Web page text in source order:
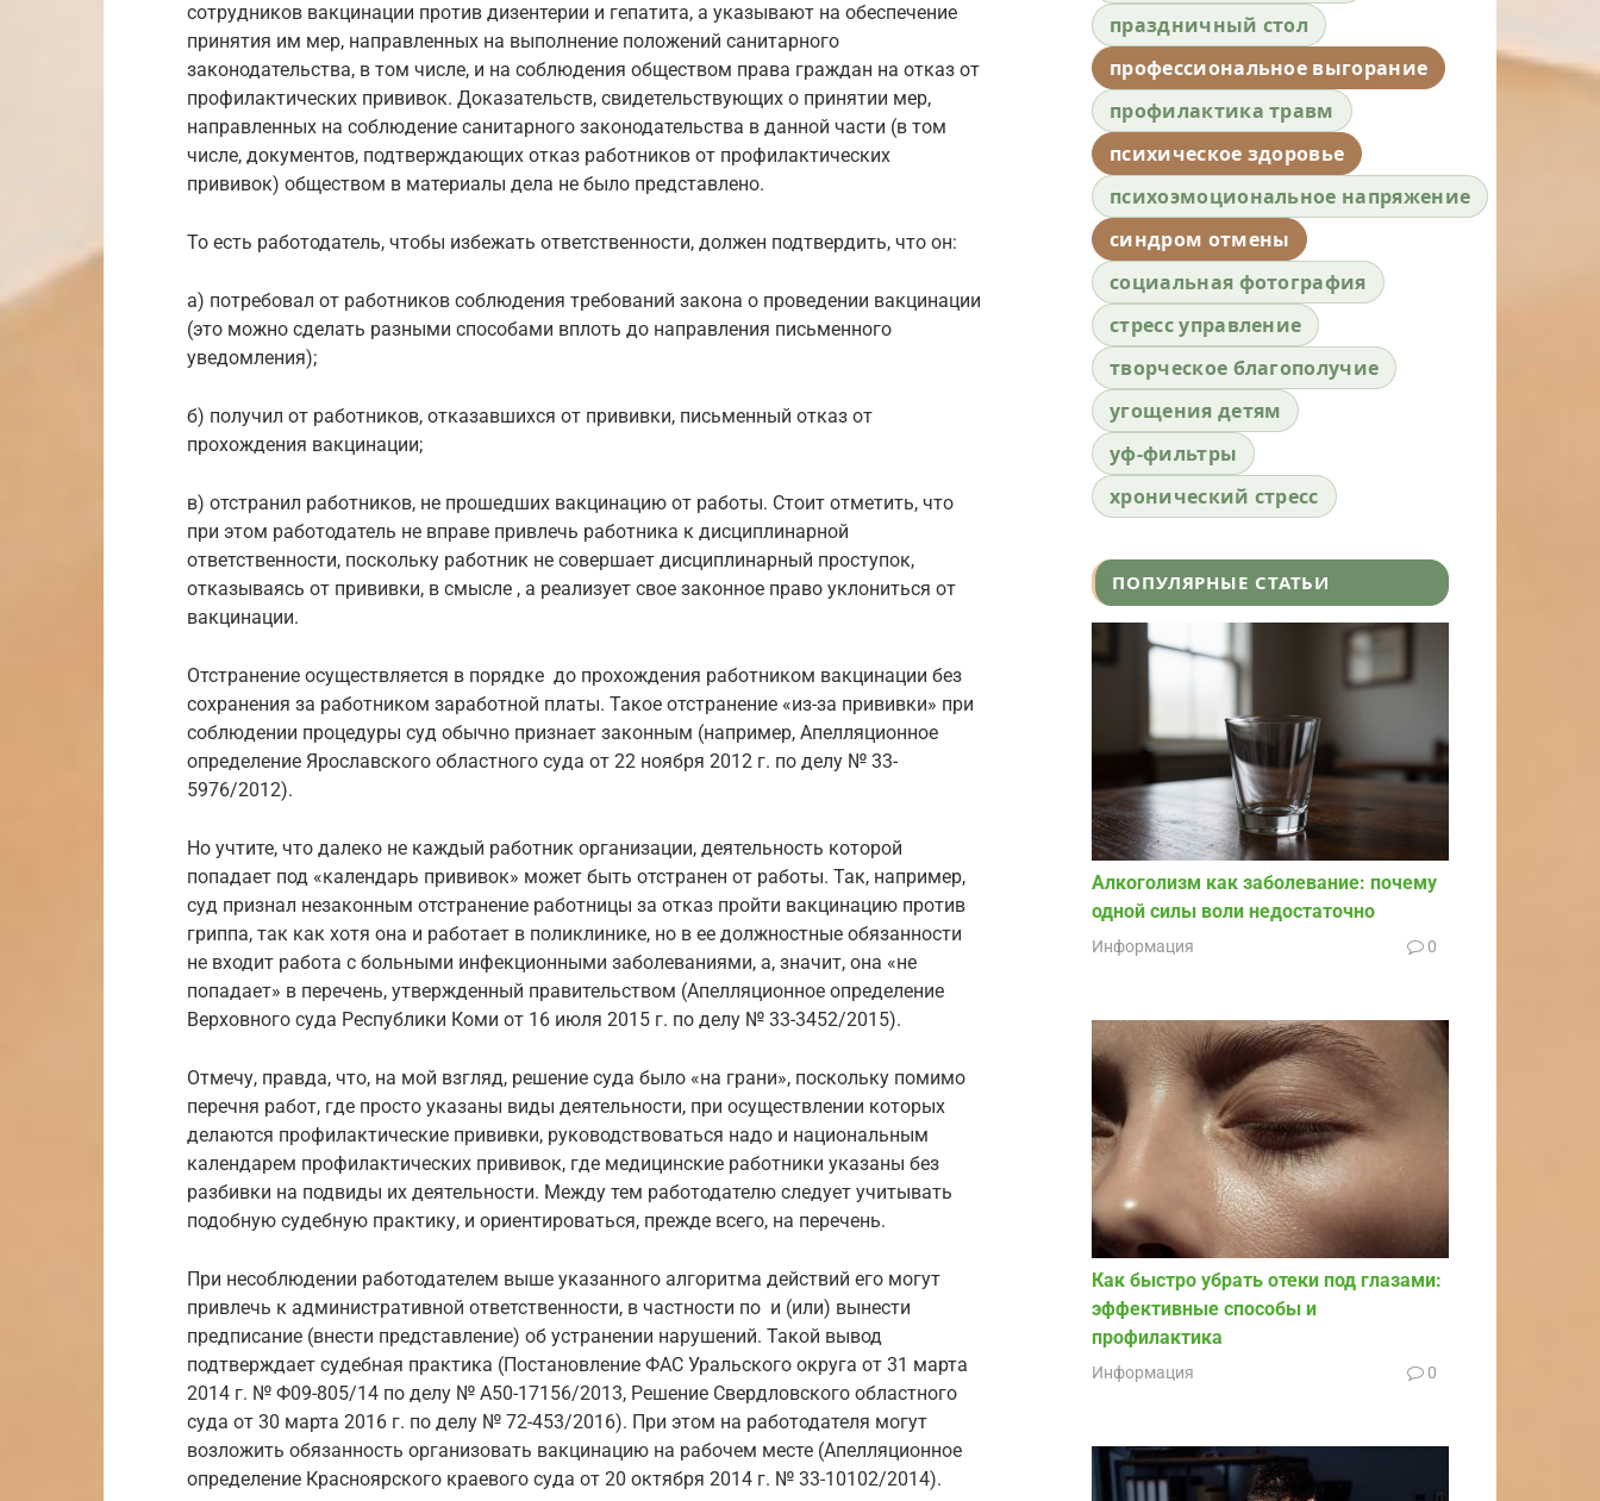
сотрудников вакцинации против дизентерии и гепатита, а указывают на обеспечение
принятия им мер, направленных на выполнение положений санитарного
законодательства, в том числе, и на соблюдения обществом права граждан на отказ от
профилактических прививок. Доказательств, свидетельствующих о принятии мер,
направленных на соблюдение санитарного законодательства в данной части (в том
числе, документов, подтверждающих отказ работников от профилактических
прививок) обществом в материалы дела не было представлено.
То есть работодатель, чтобы избежать ответственности, должен подтвердить, что он:
а) потребовал от работников соблюдения требований закона о проведении вакцинации
(это можно сделать разными способами вплоть до направления письменного
уведомления);
б) получил от работников, отказавшихся от прививки, письменный отказ от
прохождения вакцинации;
в) отстранил работников, не прошедших вакцинацию от работы. Стоит отметить, что
при этом работодатель не вправе привлечь работника к дисциплинарной
ответственности, поскольку работник не совершает дисциплинарный проступок,
отказываясь от прививки, в смысле , а реализует свое законное право уклониться от
вакцинации.
Отстранение осуществляется в порядке до прохождения работником вакцинации без
сохранения за работником заработной платы. Такое отстранение «из-за прививки» при
соблюдении процедуры суд обычно признает законным (например, Апелляционное
определение Ярославского областного суда от 22 ноября 2012 г. по делу № 33-
5976/2012).
Но учтите, что далеко не каждый работник организации, деятельность которой
попадает под «календарь прививок» может быть отстранен от работы. Так, например,
суд признал незаконным отстранение работницы за отказ пройти вакцинацию против
гриппа, так как хотя она и работает в поликлинике, но в ее должностные обязанности
не входит работа с больными инфекционными заболеваниями, а, значит, она «не
попадает» в перечень, утвержденный правительством (Апелляционное определение
Верховного суда Республики Коми от 16 июля 2015 г. по делу № 33-3452/2015).
Отмечу, правда, что, на мой взгляд, решение суда было «на грани», поскольку помимо
перечня работ, где просто указаны виды деятельности, при осуществлении которых
делаются профилактические прививки, руководствоваться надо и национальным
календарем профилактических прививок, где медицинские работники указаны без
разбивки на подвиды их деятельности. Между тем работодателю следует учитывать
подобную судебную практику, и ориентироваться, прежде всего, на перечень.
При несоблюдении работодателем выше указанного алгоритма действий его могут
привлечь к административной ответственности, в частности по и (или) вынести
предписание (внести представление) об устранении нарушений. Такой вывод
подтверждает судебная практика (Постановление ФАС Уральского округа от 31 марта
2014 г. № Ф09-805/14 по делу № А50-17156/2013, Решение Свердловского областного
суда от 30 марта 2016 г. по делу № 72-453/2016). При этом на работодателя могут
возложить обязанность организовать вакцинацию на рабочем месте (Апелляционное
определение Красноярского краевого суда от 20 октября 2014 г. № 33-10102/2014).
праздничный стол
профессиональное выгорание
профилактика травм
психическое здоровье
психоэмоциональное напряжение
синдром отмены
социальная фотография
стресс управление
творческое благополучие
угощения детям
уф-фильтры
хронический стресс
ПОПУЛЯРНЫЕ СТАТЬИ
Алкоголизм как заболевание: почему
одной силы воли недостаточно
Информация 0
Как быстро убрать отеки под глазами:
эффективные способы и
профилактика
Информация 0